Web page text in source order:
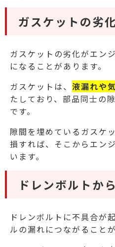
ガスケットの劣
ガスケットの劣化がエン
になることがあります。
ガスケットは、 液漏れや
たしており、部品同士の
です。
隙間を埋めているガスケ
損すれば、そこからエン
います。
ドレンボルトか
ドレンボルトに不具合が
ルの漏れにつながることが